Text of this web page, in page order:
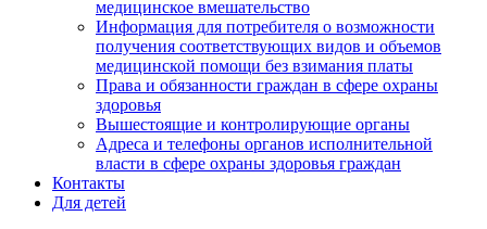
медицинское вмешательство
Информация для потребителя о возможности
получения соответствующих видов и объемов
медицинской помощи без взимания платы
Права и обязанности граждан в сфере охраны
здоровья
Вышестоящие и контролирующие органы
Адреса и телефоны органов исполнительной
власти в сфере охраны здоровья граждан
Контакты
Для детей